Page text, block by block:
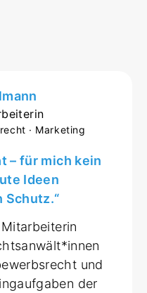
· Marketing
– für mich kein
Ideen
Schutz.“
und
der